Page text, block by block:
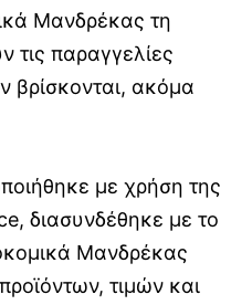
Μανδρέκας τη
τις παραγγελίες
βρίσκονται, ακόμα
με χρήση της
διασυνδέθηκε με το
Μανδρέκας
τιμών και